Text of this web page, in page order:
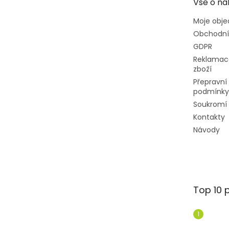
Moje
GDPR
zboží
podmínky
Soukromí
Kontakty
Návody
Top 10